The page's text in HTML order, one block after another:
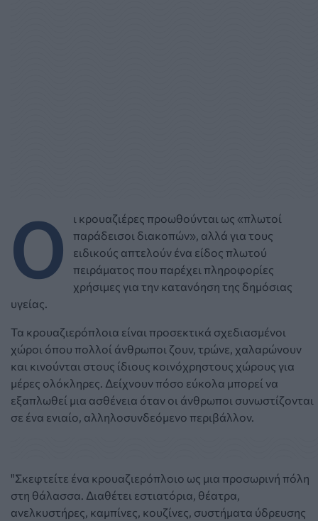
Ο
ι κρουαζιέρες προωθούνται ως «πλωτοί
παράδεισοι διακοπών», αλλά για τους
ειδικούς απτελούν ένα είδος πλωτού
πειράματος που παρέχει πληροφορίες
χρήσιμες για την κατανόηση της δημόσιας
υγείας.
Τα κρουαζιερόπλοια είναι προσεκτικά σχεδιασμένοι
χώροι όπου πολλοί άνθρωποι ζουν, τρώνε, χαλαρώνουν
και κινούνται στους ίδιους κοινόχρηστους χώρους για
μέρες ολόκληρες. Δείχνουν πόσο εύκολα μπορεί να
εξαπλωθεί μια ασθένεια όταν οι άνθρωποι συνωστίζονται
σε ένα ενιαίο, αλληλοσυνδεόμενο περιβάλλον.
"Σκεφτείτε ένα κρουαζιερόπλοιο ως μια προσωρινή πόλη
στη θάλασσα. Διαθέτει εστιατόρια, θέατρα,
ανελκυστήρες, καμπίνες, κουζίνες, συστήματα ύδρευσης